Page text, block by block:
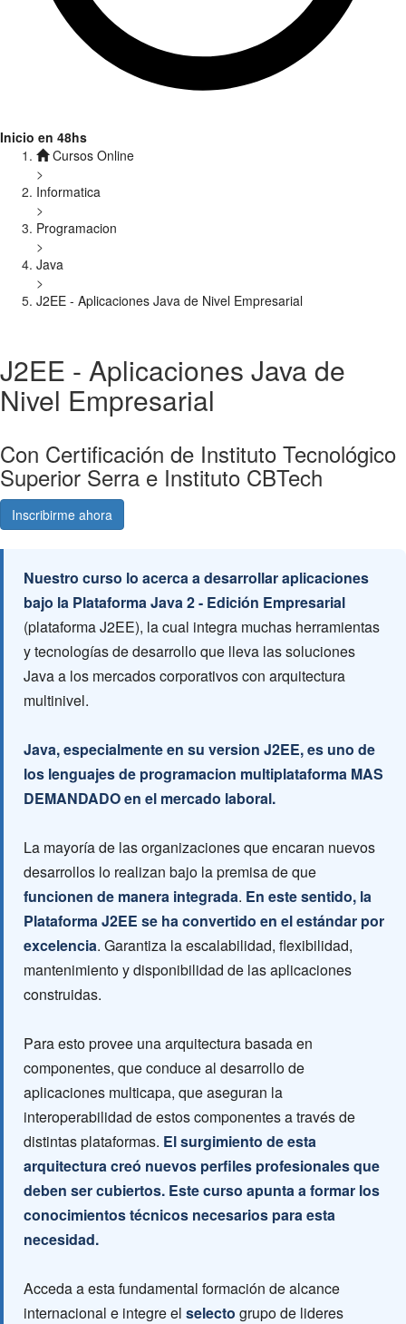
Inicio en 48hs
Cursos Online
>
Informatica
>
Programacion
>
Java
>
J2EE - Aplicaciones Java de Nivel Empresarial
J2EE - Aplicaciones Java de
Nivel Empresarial
Con Certificación de Instituto Tecnológico
Superior Serra e Instituto CBTech
Inscribirme ahora
Nuestro curso lo acerca a desarrollar aplicaciones
bajo la Plataforma Java 2 - Edición Empresarial
(plataforma J2EE), la cual integra muchas herramientas
y tecnologías de desarrollo que lleva las soluciones
Java a los mercados corporativos con arquitectura
multinivel.
Java, especialmente en su version J2EE, es uno de
los lenguajes de programacion multiplataforma MAS
DEMANDADO en el mercado laboral.
La mayoría de las organizaciones que encaran nuevos
desarrollos lo realizan bajo la premisa de que
funcionen de manera integrada. En este sentido, la
Plataforma J2EE se ha convertido en el estándar por
excelencia. Garantiza la escalabilidad, flexibilidad,
mantenimiento y disponibilidad de las aplicaciones
construidas.
Para esto provee una arquitectura basada en
componentes, que conduce al desarrollo de
aplicaciones multicapa, que aseguran la
interoperabilidad de estos componentes a través de
distintas plataformas. El surgimiento de esta
arquitectura creó nuevos perfiles profesionales que
deben ser cubiertos. Este curso apunta a formar los
conocimientos técnicos necesarios para esta
necesidad.
Acceda a esta fundamental formación de alcance
internacional e integre el selecto grupo de lideres